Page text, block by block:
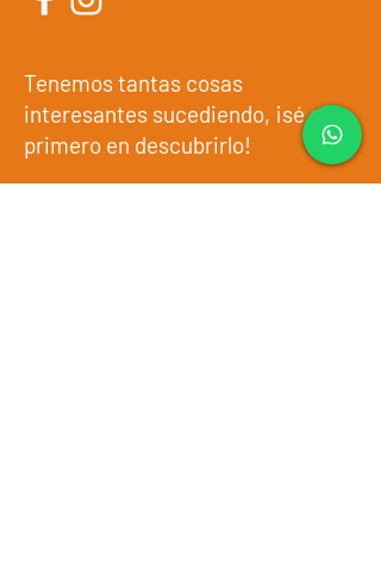
Tenemos tantas cosas
interesantes sucediendo, ¡sé el
primero en descubrirlo!